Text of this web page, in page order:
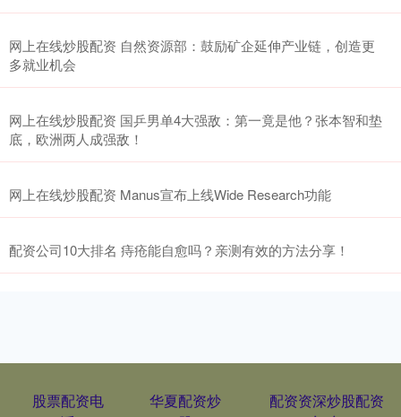
网上在线炒股配资 自然资源部：鼓励矿企延伸产业链，创造更
多就业机会
网上在线炒股配资 国乒男单4大强敌：第一竟是他？张本智和垫
底，欧洲两人成强敌！
网上在线炒股配资 Manus宣布上线Wide Research功能
配资公司10大排名 痔疮能自愈吗？亲测有效的方法分享！
股票配资电
华夏配资炒
配资资深炒股配资